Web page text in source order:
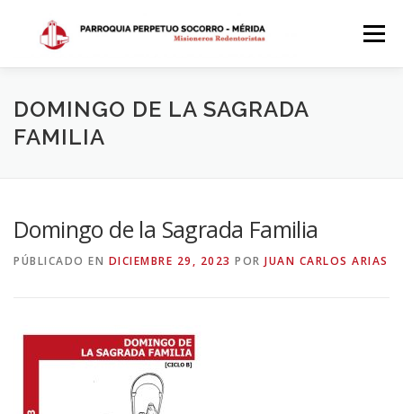
contenido
Menú
INICIO DÓNDE ESTAMOS HISTORIA
SACRAMENTOS CALENDARIO PARROQUIAL 2024
DOMINGO DE LA SAGRADA
FAMILIA
Domingo de la Sagrada Familia
PÚBLICADO EN DICIEMBRE 29, 2023 POR JUAN CARLOS ARIAS